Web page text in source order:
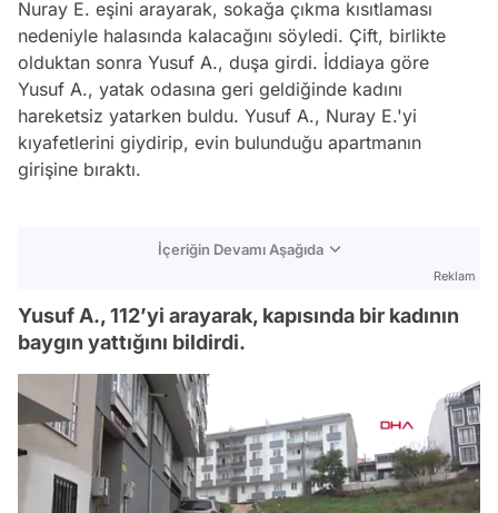
Nuray E. eşini arayarak, sokağa çıkma kısıtlaması
nedeniyle halasında kalacağını söyledi. Çift, birlikte
olduktan sonra Yusuf A., duşa girdi. İddiaya göre
Yusuf A., yatak odasına geri geldiğinde kadını
hareketsiz yatarken buldu. Yusuf A., Nuray E.'yi
kıyafetlerini giydirip, evin bulunduğu apartmanın
girişine bıraktı.
İçeriğin Devamı Aşağıda
Reklam
Yusuf A., 112’yi arayarak, kapısında bir kadının
baygın yattığını bildirdi.